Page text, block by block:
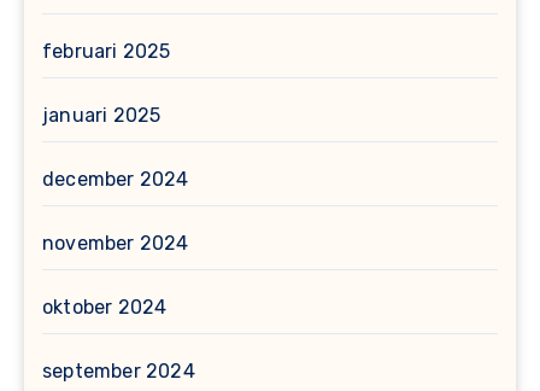
februari 2025
januari 2025
december 2024
november 2024
oktober 2024
september 2024